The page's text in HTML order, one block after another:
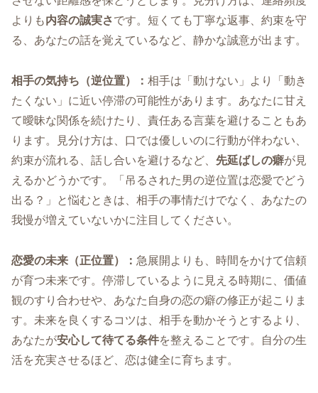
よりも内容の誠実さです。短くても丁寧な返事、約束を守
る、あなたの話を覚えているなど、静かな誠意が出ます。
相手の気持ち（逆位置）： 相手は「動けない」より「動き
たくない」に近い停滞の可能性があります。あなたに甘え
て曖昧な関係を続けたり、責任ある言葉を避けることもあ
ります。見分け方は、口では優しいのに行動が伴わない、
約束が流れる、話し合いを避けるなど、 先延ばしの癖が見
えるかどうかです。「吊るされた男の逆位置は恋愛でどう
出る？」と悩むときは、相手の事情だけでなく、あなたの
我慢が増えていないかに注目してください。
恋愛の未来（正位置）： 急展開よりも、時間をかけて信頼
が育つ未来です。停滞しているように見える時期に、価値
観のすり合わせや、あなた自身の恋の癖の修正が起こりま
す。未来を良くするコツは、相手を動かそうとするより、
あなたが安心して待てる条件を整えることです。自分の生
活を充実させるほど、恋は健全に育ちます。